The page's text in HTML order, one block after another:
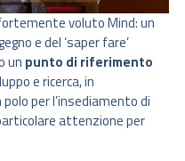
voluto Mind: un
e del ‘saper fare’
un punto di riferimento
e ricerca, in
per l’insediamento di
attenzione per